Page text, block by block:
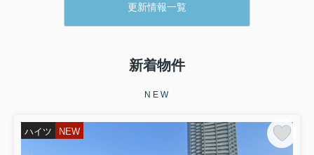
阪和線／信太山駅徒歩5分
2026.08.06
更新情報一覧
新着物件
NEW
ハイツ NEW